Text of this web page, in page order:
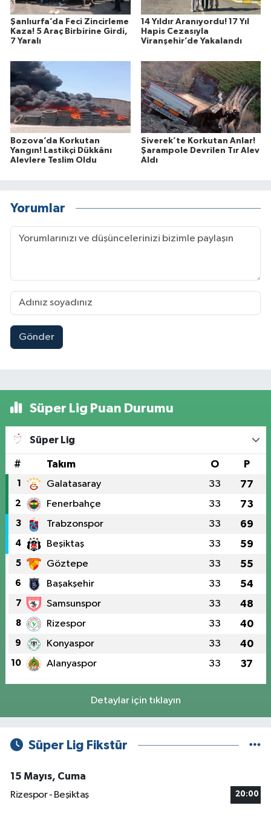
Şanlıurfa’da Feci Zincirleme
Kaza! 5 Araç Birbirine Girdi,
7 Yaralı
14 Yıldır Aranıyordu! 17 Yıl
Hapis Cezasıyla
Viranşehir’de Yakalandı
Bozova’da Korkutan
Yangın! Lastikçi Dükkânı
Alevlere Teslim Oldu
Siverek’te Korkutan Anlar!
Şarampole Devrilen Tır Alev
Aldı
Yorumlar
Gönder
Süper Lig Puan Durumu
Süper Lig
# Takım O P
1 Galatasaray 33 77
2 Fenerbahçe 33 73
3 Trabzonspor 33 69
4 Beşiktaş 33 59
5 Göztepe 33 55
6 Başakşehir 33 54
7 Samsunspor 33 48
8 Rizespor 33 40
9 Konyaspor 33 40
10 Alanyaspor 33 37
Detaylar için tıklayın
Süper Lig Fikstür
15 Mayıs, Cuma
Rizespor - Beşiktaş
20:00